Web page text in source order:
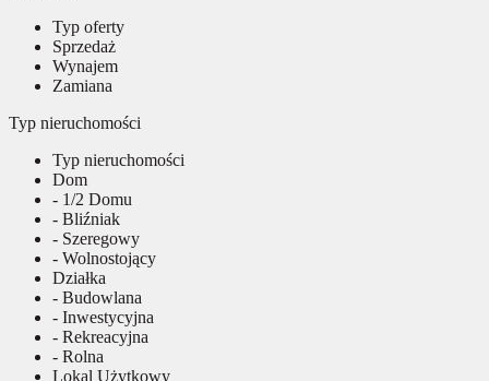
Typ oferty
Sprzedaż
Wynajem
Zamiana
Typ nieruchomości
Typ nieruchomości
Dom
- 1/2 Domu
- Bliźniak
- Szeregowy
- Wolnostojący
Działka
- Budowlana
- Inwestycyjna
- Rekreacyjna
- Rolna
Lokal Użytkowy